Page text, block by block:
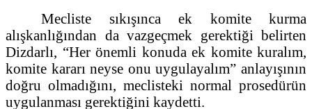
Mecliste sıkışınca ek komite kurma
alışkanlığından da vazgeçmek gerektiği belirten
Dizdarlı, “Her önemli konuda ek komite kuralım,
komite kararı neyse onu uygulayalım” anlayışının
doğru olmadığını, meclisteki normal prosedürün
uygulanması gerektiğini kaydetti.